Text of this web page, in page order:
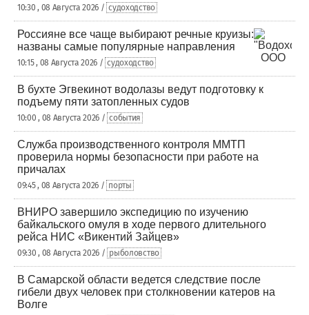
10:30 , 08 Августа 2026 / судоходство
Россияне все чаще выбирают речные круизы:
названы самые популярные направления
10:15 , 08 Августа 2026 / судоходство
В бухте Эгвекинот водолазы ведут подготовку к
подъему пяти затопленных судов
10:00 , 08 Августа 2026 / события
Служба производственного контроля ММТП
проверила нормы безопасности при работе на
причалах
09:45 , 08 Августа 2026 / порты
ВНИРО завершило экспедицию по изучению
байкальского омуля в ходе первого длительного
рейса НИС «Викентий Зайцев»
09:30 , 08 Августа 2026 / рыболовство
В Самарской области ведется следствие после
гибели двух человек при столкновении катеров на
Волге